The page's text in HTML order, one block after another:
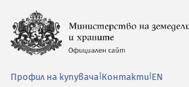
Профил на купувача Контакти EN